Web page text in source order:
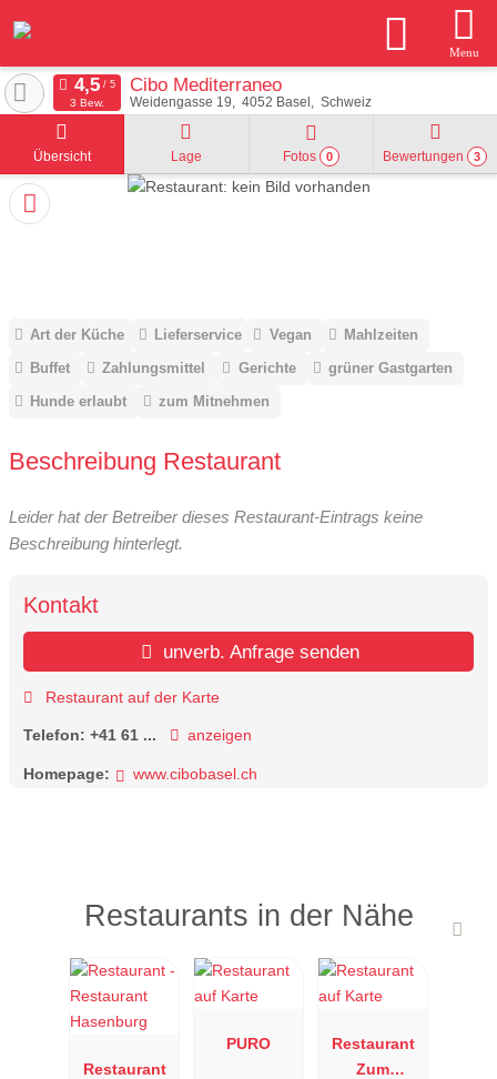
Menu
Cibo Mediterraneo
Weidengasse 19 4052 Basel Schweiz
3 Bew.
Übersicht Lage Fotos 0 Bewertungen 3
Art der Küche Lieferservice Vegan
Mahlzeiten
Buffet
Zahlungsmittel Gerichte
grüner Gastgarten
Hunde erlaubt
zum Mitnehmen
Beschreibung Restaurant
Leider hat der Betreiber dieses Restaurant-Eintrags keine
Beschreibung hinterlegt.
Kontakt
unverb. Anfrage senden
Restaurant auf der Karte
Telefon: +41 61 ... anzeigen
Homepage: www.cibobasel.ch
Restaurants in der Nähe
Restaurant
PURO
Restaurant
Zum